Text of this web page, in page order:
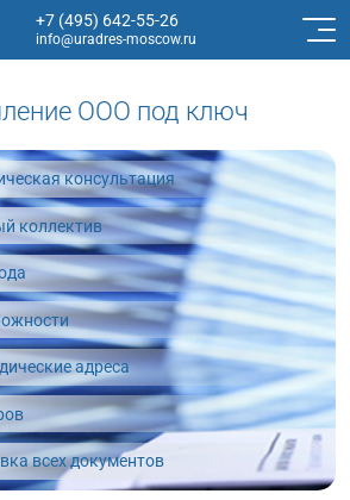
+7 (495) 642-55-26
info@uradres-moscow.ru
ООО под ключ
консультация
коллектив
адреса
всех документов